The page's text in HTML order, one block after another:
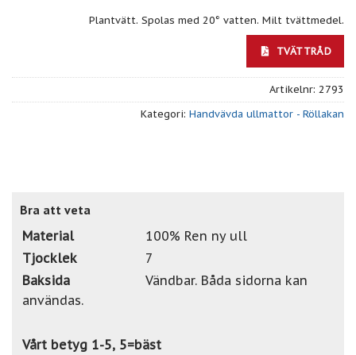
Plantvätt. Spolas med 20° vatten. Milt tvättmedel.
TVÄTTRÅD
Artikelnr: 2793
Kategori: Handvävda ullmattor - Röllakan
Bra att veta
Material
100% Ren ny ull
Tjocklek
7
Baksida
Vändbar. Båda sidorna kan
användas.
Vårt betyg 1-5, 5=bäst